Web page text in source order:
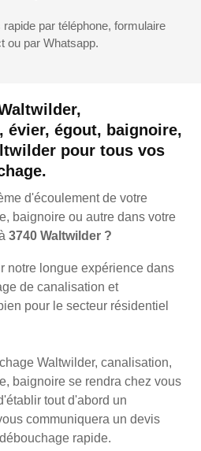
évier, égout, baignoire,
pour tous vos
d'écoulement de votre
baignoire ou autre dans votre
3740 Waltwilder ?
notre longue expérience dans
de canalisation et
pour le secteur résidentiel
Waltwilder, canalisation,
baignoire se rendra chez vous
tout d'abord un
communiquera un devis
rapide.
par téléphone, formulaire
ou par Whatsapp.